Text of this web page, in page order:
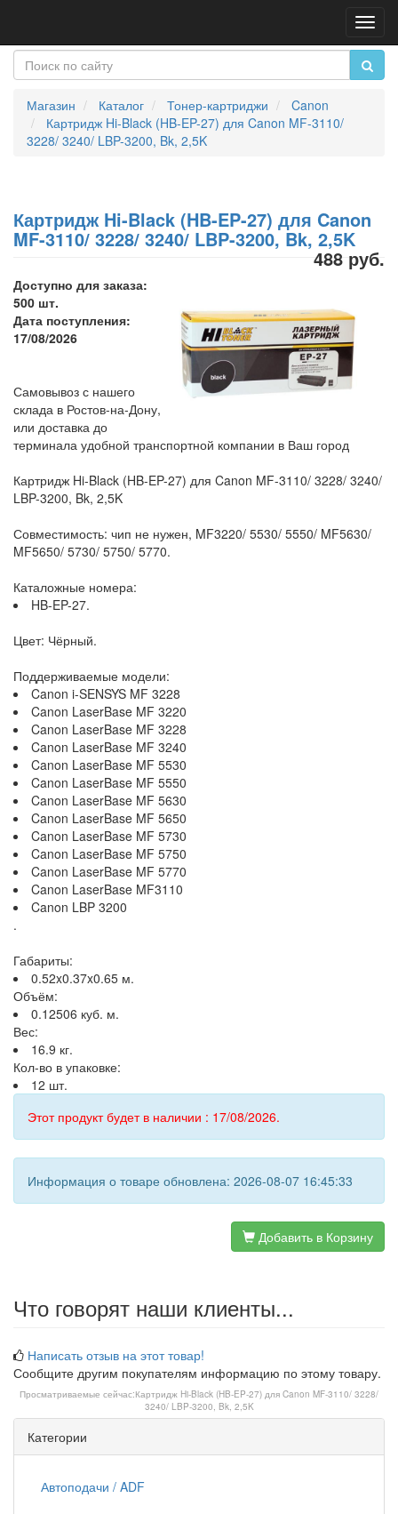
Магазин Каталог Тонер-картриджи
Canon
Картридж Hi-Black (HB-EP-27) для Canon MF-3110/
3228/ 3240/ LBP-3200, Bk, 2,5K
Картридж Hi-Black (HB-EP-27) для Canon
MF-3110/ 3228/ 3240/ LBP-3200, Bk, 2,5K
488 руб.
Доступно для заказа:
500 шт.
Дата поступления:
17/08/2026
Самовывоз с нашего
склада в Ростов-на-Дону,
или доставка до
терминала удобной транспортной компании в Ваш город
Картридж Hi-Black (HB-EP-27) для Canon MF-3110/ 3228/ 3240/
LBP-3200, Bk, 2,5K
Совместимость: чип не нужен, MF3220/ 5530/ 5550/ MF5630/
MF5650/ 5730/ 5750/ 5770.
Каталожные номера:
HB-EP-27.
Цвет: Чёрный.
Поддерживаемые модели:
Canon i-SENSYS MF 3228
Canon LaserBase MF 3220
Canon LaserBase MF 3228
Canon LaserBase MF 3240
Canon LaserBase MF 5530
Canon LaserBase MF 5550
Canon LaserBase MF 5630
Canon LaserBase MF 5650
Canon LaserBase MF 5730
Canon LaserBase MF 5750
Canon LaserBase MF 5770
Canon LaserBase MF3110
Canon LBP 3200
.
Габариты:
0.52x0.37x0.65 м.
Объём:
0.12506 куб. м.
Вес:
16.9 кг.
Кол-во в упаковке:
12 шт.
Этот продукт будет в наличии : 17/08/2026.
Информация о товаре обновлена: 2026-08-07 16:45:33
Добавить в Корзину
Что говорят наши клиенты...
Написать отзыв на этот товар!
Сообщите другим покупателям информацию по этому товару.
Просматриваемые сейчас:Картридж Hi-Black (HB-EP-27) для Canon MF-3110/ 3228/
3240/ LBP-3200, Bk, 2,5K
Категории
Автоподачи / ADF